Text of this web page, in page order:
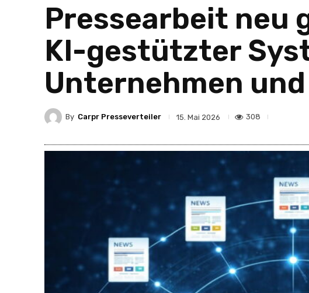
Pressearbeit neu
KI-gestützter
Unternehmen
By Carpr Presseverteiler 15. Mai 2026 308